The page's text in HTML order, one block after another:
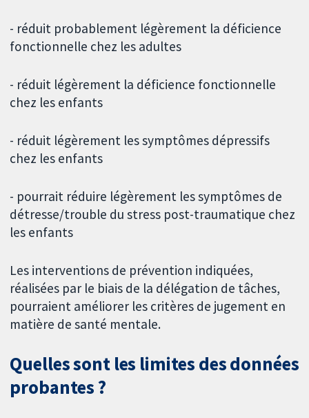
- réduit probablement légèrement la déficience
fonctionnelle chez les adultes
- réduit légèrement la déficience fonctionnelle
chez les enfants
- réduit légèrement les symptômes dépressifs
chez les enfants
- pourrait réduire légèrement les symptômes de
détresse/trouble du stress post-traumatique chez
les enfants
Les interventions de prévention indiquées,
réalisées par le biais de la délégation de tâches,
pourraient améliorer les critères de jugement en
matière de santé mentale.
Quelles sont les limites des données
probantes ?